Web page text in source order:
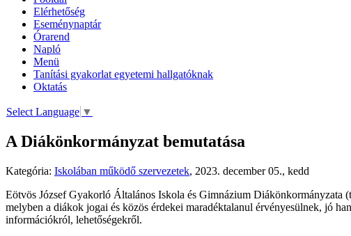
Elérhetőség
Eseménynaptár
Órarend
Napló
Menü
Tanítási gyakorlat egyetemi hallgatóknak
Oktatás
Select Language ▼
A Diákönkormányzat bemutatása
Kategória: Iskolában működő szervezetek, 2023. december 05., kedd
Eötvös József Gyakorló Általános Iskola és Gimnázium Diákönkormányzata
melyben a diákok jogai és közös érdekei maradéktalanul érvényesülnek, jó
információkról, lehetőségekről.